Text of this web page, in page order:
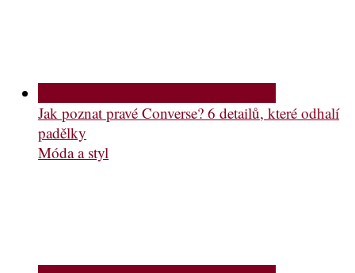
Jak poznat pravé Converse? 6 detailů, které odhalí
padělky
Móda a styl